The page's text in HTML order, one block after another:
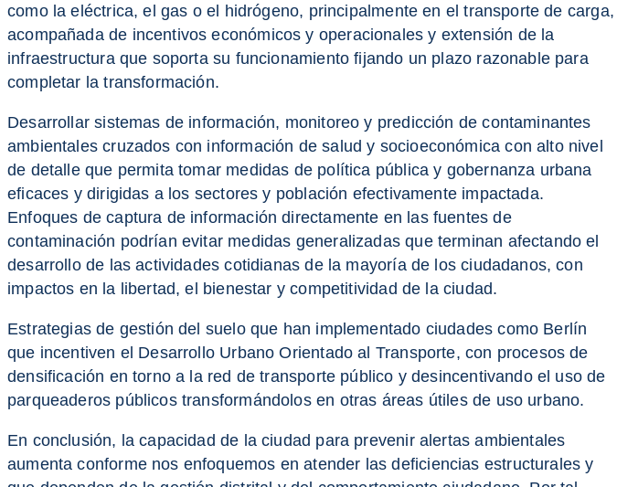
como la eléctrica, el gas o el hidrógeno, principalmente en el transporte de carga,
acompañada de incentivos económicos y operacionales y extensión de la
infraestructura que soporta su funcionamiento fijando un plazo razonable para
completar la transformación.
Desarrollar sistemas de información, monitoreo y predicción de contaminantes
ambientales cruzados con información de salud y socioeconómica con alto nivel
de detalle que permita tomar medidas de política pública y gobernanza urbana
eficaces y dirigidas a los sectores y población efectivamente impactada.
Enfoques de captura de información directamente en las fuentes de
contaminación podrían evitar medidas generalizadas que terminan afectando el
desarrollo de las actividades cotidianas de la mayoría de los ciudadanos, con
impactos en la libertad, el bienestar y competitividad de la ciudad.
Estrategias de gestión del suelo que han implementado ciudades como Berlín
que incentiven el Desarrollo Urbano Orientado al Transporte, con procesos de
densificación en torno a la red de transporte público y desincentivando el uso de
parqueaderos públicos transformándolos en otras áreas útiles de uso urbano.
En conclusión, la capacidad de la ciudad para prevenir alertas ambientales
aumenta conforme nos enfoquemos en atender las deficiencias estructurales y